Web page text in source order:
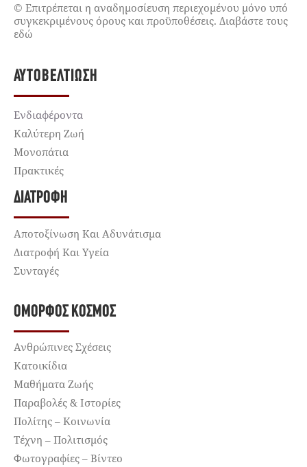
© Επιτρέπεται η αναδημοσίευση περιεχομένου μόνο υπό
συγκεκριμένους όρους και προϋποθέσεις. Διαβάστε τους
εδώ
ΑΥΤΟΒΕΛΤΊΩΣΗ
Ενδιαφέροντα
Καλύτερη Ζωή
Μονοπάτια
Πρακτικές
ΔΙΑΤΡΟΦΉ
Αποτοξίνωση Και Αδυνάτισμα
Διατροφή Και Υγεία
Συνταγές
ΌΜΟΡΦΟΣ ΚΌΣΜΟΣ
Ανθρώπινες Σχέσεις
Κατοικίδια
Μαθήματα Ζωής
Παραβολές & Ιστορίες
Πολίτης – Κοινωνία
Τέχνη – Πολιτισμός
Φωτογραφίες – Βίντεο